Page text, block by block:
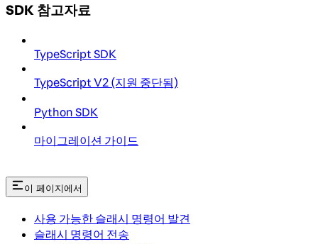
SDK 참고자료
TypeScript SDK
TypeScript V2 (지원 중단됨)
Python SDK
마이그레이션 가이드
이 페이지에서
사용 가능한 슬래시 명령어 발견
슬래시 명령어 전송